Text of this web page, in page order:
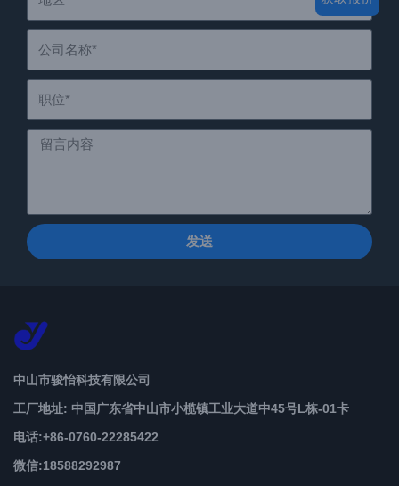
发送
中山市骏怡科技有限公司
工厂地址: 中国广东省中山市小榄镇工业大道中45号L栋-01卡
电话:+86-0760-22285422
微信:18588292987